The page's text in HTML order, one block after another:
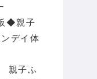
◆親子
デイ体
親子ふ